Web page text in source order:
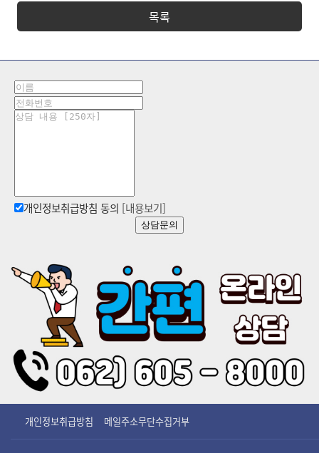
목록
개인정보취급방침 동의 [내용보기]
상담문의
개인정보취급방침 메일주소무단수집거부